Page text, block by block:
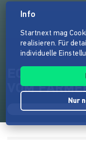
ECHT
VOM
Info
Startnext mag
realisieren. Für
individuelle
Nur